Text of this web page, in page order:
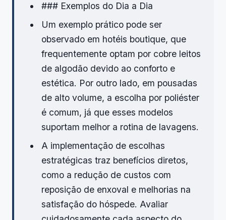
### Exemplos do Dia a Dia
Um exemplo prático pode ser
observado em hotéis boutique, que
frequentemente optam por cobre leitos
de algodão devido ao conforto e
estética. Por outro lado, em pousadas
de alto volume, a escolha por poliéster
é comum, já que esses modelos
suportam melhor a rotina de lavagens.
A implementação de escolhas
estratégicas traz benefícios diretos,
como a redução de custos com
reposição de enxoval e melhorias na
satisfação do hóspede. Avaliar